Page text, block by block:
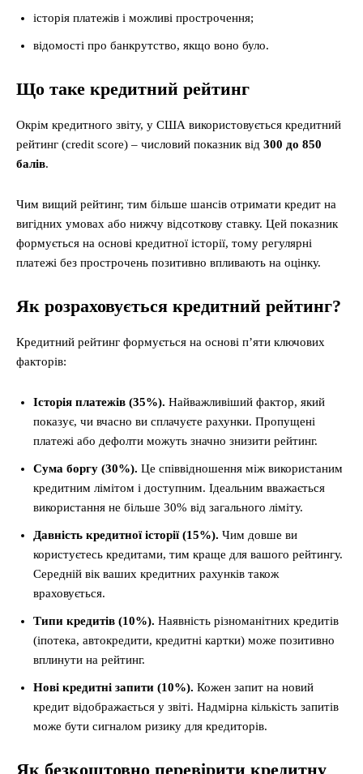
історія платежів і можливі прострочення;
відомості про банкрутство, якщо воно було.
Що таке кредитний рейтинг
Окрім кредитного звіту, у США використовується кредитний
рейтинг (credit score) – числовий показник від 300 до 850
балів.
Чим вищий рейтинг, тим більше шансів отримати кредит на
вигідних умовах або нижчу відсоткову ставку. Цей показник
формується на основі кредитної історії, тому регулярні
платежі без прострочень позитивно впливають на оцінку.
Як розраховується кредитний рейтинг?
Кредитний рейтинг формується на основі п’яти ключових
факторів:
Історія платежів (35%). Найважливіший фактор, який
показує, чи вчасно ви сплачуєте рахунки. Пропущені
платежі або дефолти можуть значно знизити рейтинг.
Сума боргу (30%). Це співвідношення між використаним
кредитним лімітом і доступним. Ідеальним вважається
використання не більше 30% від загального ліміту.
Давність кредитної історії (15%). Чим довше ви
користуєтесь кредитами, тим краще для вашого рейтингу.
Середній вік ваших кредитних рахунків також
враховується.
Типи кредитів (10%). Наявність різноманітних кредитів
(іпотека, автокредити, кредитні картки) може позитивно
вплинути на рейтинг.
Нові кредитні запити (10%). Кожен запит на новий
кредит відображається у звіті. Надмірна кількість запитів
може бути сигналом ризику для кредиторів.
Як безкоштовно перевірити кредитну